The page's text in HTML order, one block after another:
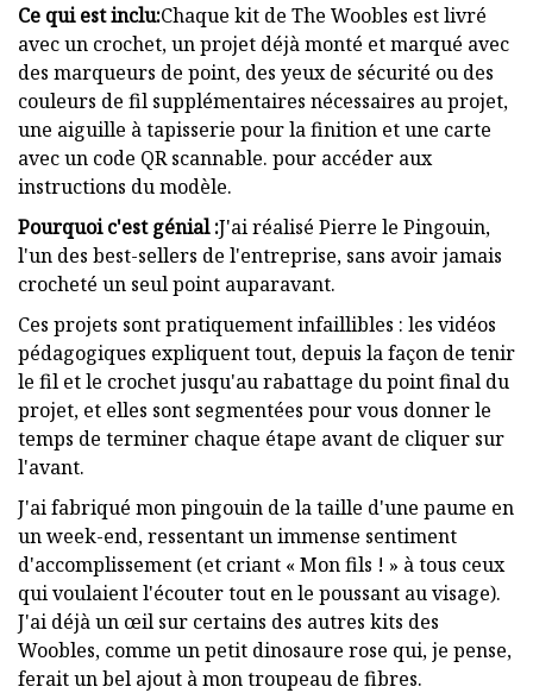
Ce qui est inclu:Chaque kit de The Woobles est livré
avec un crochet, un projet déjà monté et marqué avec
des marqueurs de point, des yeux de sécurité ou des
couleurs de fil supplémentaires nécessaires au projet,
une aiguille à tapisserie pour la finition et une carte
avec un code QR scannable. pour accéder aux
instructions du modèle.
Pourquoi c'est génial :J'ai réalisé Pierre le Pingouin,
l'un des best-sellers de l'entreprise, sans avoir jamais
crocheté un seul point auparavant.
Ces projets sont pratiquement infaillibles : les vidéos
pédagogiques expliquent tout, depuis la façon de tenir
le fil et le crochet jusqu'au rabattage du point final du
projet, et elles sont segmentées pour vous donner le
temps de terminer chaque étape avant de cliquer sur
l'avant.
J'ai fabriqué mon pingouin de la taille d'une paume en
un week-end, ressentant un immense sentiment
d'accomplissement (et criant « Mon fils ! » à tous ceux
qui voulaient l'écouter tout en le poussant au visage).
J'ai déjà un œil sur certains des autres kits des
Woobles, comme un petit dinosaure rose qui, je pense,
ferait un bel ajout à mon troupeau de fibres.